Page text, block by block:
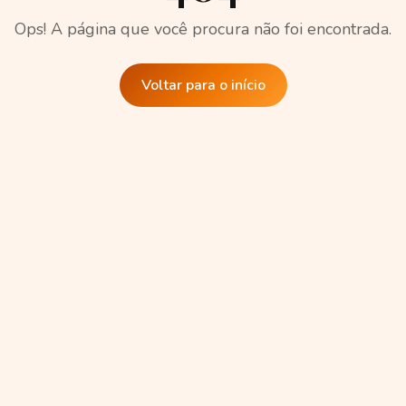
Ops! A página que você procura não foi encontrada.
Voltar para o início